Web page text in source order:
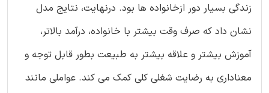
زندگی بسیار دور ازخانواده ها بود. درنهایت، نتایج مدل
نشان داد که صرف وقت بیشتر با خانواده، درآمد بالاتر،
آموزش بیشتر و علاقه بیشتر به طبیعت بطور قابل توجه و
معناداری به رضایت شغلی کلی کمک می کند. عواملی مانند